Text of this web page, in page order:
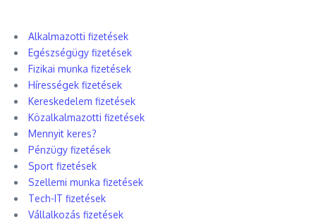
Alkalmazotti fizetések
Egészségügy fizetések
Fizikai munka fizetések
Hírességek fizetések
Kereskedelem fizetések
Közalkalmazotti fizetések
Mennyit keres?
Pénzügy fizetések
Sport fizetések
Szellemi munka fizetések
Tech-IT fizetések
Vállalkozás fizetések